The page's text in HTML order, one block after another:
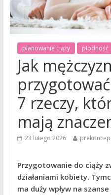
planowanie ciąży płodność
Jak
7 rzeczy,
mają
23 lutego 2026
Przygotowanie do ciąży
działaniami kobiety.
ma duży wpływ na